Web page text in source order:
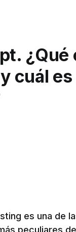
¿Qué
cuál es
es una de